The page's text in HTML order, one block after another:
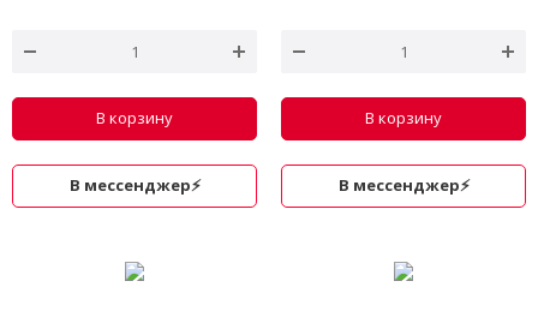
В корзину
В мессенджер⚡
В корзину
В мессенджер⚡